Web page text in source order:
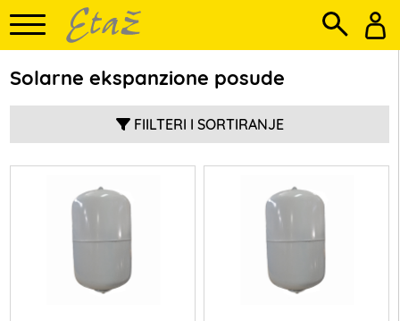
Solarne ekspanzione posude
FIILTERI I SORTIRANJE